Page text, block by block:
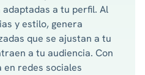
a tu perfil. Al
y estilo, genera
que se ajustan a tu
a tu audiencia. Con
redes sociales